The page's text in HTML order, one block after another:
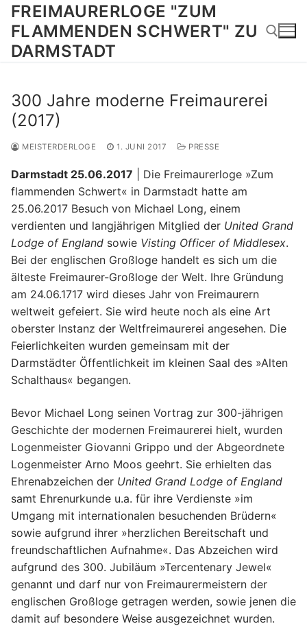
Zum
Inhalt
springen
FREIMAURERLOGE "ZUM
FLAMMENDEN SCHWERT" ZU
DARMSTADT
300 Jahre moderne Freimaurerei
(2017)
MEISTERDERLOGE 1. JUNI 2017 PRESSE
Darmstadt 25.06.2017 | Die Freimaurerloge »Zum
flammenden Schwert« in Darmstadt hatte am
25.06.2017 Besuch von Michael Long, einem
verdienten und langjährigen Mitglied der United Grand
Lodge of England sowie Visting Officer of Middlesex.
Bei der englischen Großloge handelt es sich um die
älteste Freimaurer-Großloge der Welt. Ihre Gründung
am 24.06.1717 wird dieses Jahr von Freimaurern
weltweit gefeiert. Sie wird heute noch als eine Art
oberster Instanz der Weltfreimaurerei angesehen. Die
Feierlichkeiten wurden gemeinsam mit der
Darmstädter Öffentlichkeit im kleinen Saal des »Alten
Schalthaus« begangen.
Bevor Michael Long seinen Vortrag zur 300-jährigen
Geschichte der modernen Freimaurerei hielt, wurden
Logenmeister Giovanni Grippo und der Abgeordnete
Logenmeister Arno Moos geehrt. Sie erhielten das
Ehrenabzeichen der United Grand Lodge of England
samt Ehrenurkunde u.a. für ihre Verdienste »im
Umgang mit internationalen besuchenden Brüdern«
sowie aufgrund ihrer »herzlichen Bereitschaft und
freundschaftlichen Aufnahme«. Das Abzeichen wird
aufgrund des 300. Jubiläum »Tercentenary Jewel«
genannt und darf nur von Freimaurermeistern der
englischen Großloge getragen werden, sowie jenen die
damit auf besondere Weise ausgezeichnet wurden.